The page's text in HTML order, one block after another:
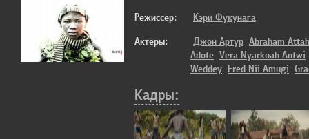
Режиссер:
Кэри Фукунага
Актеры:
Джон Артур Abraham Attah
Adote Vera Nyarkoah Antwi
Weddey Fred Nii Amugi
Кадры: